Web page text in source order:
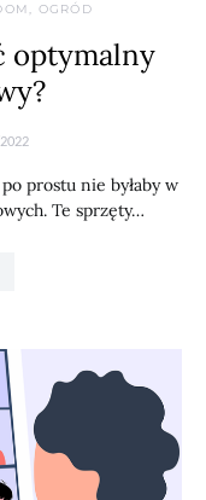
OGRÓD
optymalny
prostu nie byłaby w
Te sprzęty…